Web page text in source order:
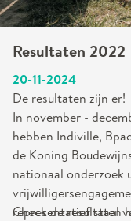
Resultaten 2022
20-11-2024
De resultaten zijn er!
In november -
hebben Indiville,
de Koning
nationaal onderzoek
representatief staal
Check de resultaten